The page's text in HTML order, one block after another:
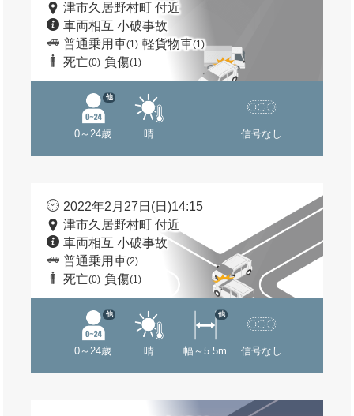
津市久居野村町 付近
車両相互 小破事故
普通乗用車(1) 軽貨物車(1)
死亡(0) 負傷(1)
0～24歳
他
晴 信号なし
2022年2月27日(日)14:15
津市久居野村町 付近
車両相互 小破事故
普通乗用車(2)
死亡(0) 負傷(1)
0～24歳
他
晴 幅～5.5m
他
信号なし